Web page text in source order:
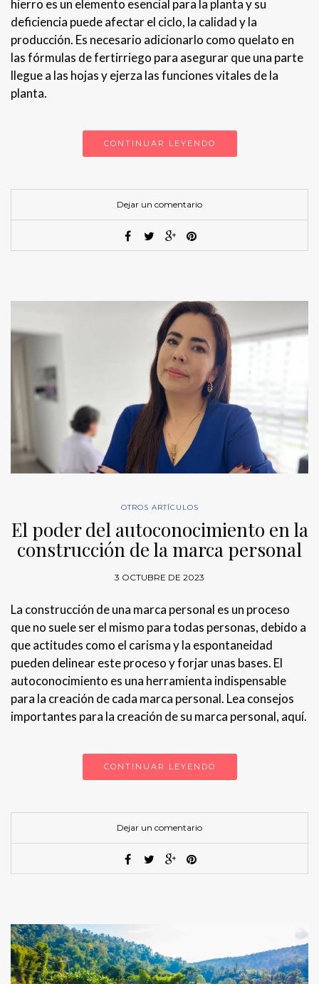
hierro es un elemento esencial para la planta y su
deficiencia puede afectar el ciclo, la calidad y la
producción. Es necesario adicionarlo como quelato en
las fórmulas de fertirriego para asegurar que una parte
llegue a las hojas y ejerza las funciones vitales de la
planta.
CONTINUAR LEYENDO
Dejar un comentario
OTROS ARTÍCULOS
El poder del autoconocimiento en la
construcción de la marca personal
3 OCTUBRE DE 2023
La construcción de una marca personal es un proceso
que no suele ser el mismo para todas personas, debido a
que actitudes como el carisma y la espontaneidad
pueden delinear este proceso y forjar unas bases. El
autoconocimiento es una herramienta indispensable
para la creación de cada marca personal. Lea consejos
importantes para la creación de su marca personal, aquí.
CONTINUAR LEYENDO
Dejar un comentario